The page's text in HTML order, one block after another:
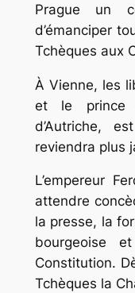
Prague un
d’émanciper
Tchèques aux
À Vienne, les
et le prince
d’Autriche,
reviendra plus
L’empereur
attendre
la presse, la
bourgeoise
Constitution.
Tchèques la